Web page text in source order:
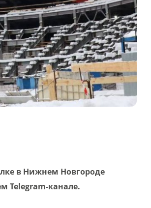
в Нижнем Новгороде
Telegram-канале.